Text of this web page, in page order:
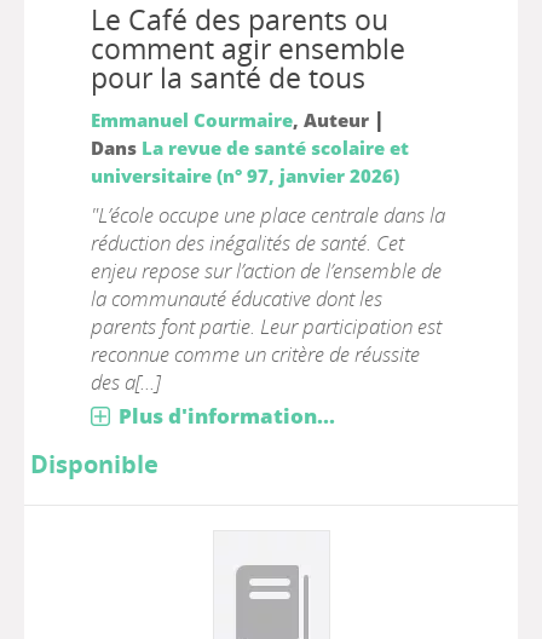
Le Café des parents ou
comment agir ensemble
pour la santé de tous
Emmanuel Courmaire, Auteur |
Dans La revue de santé scolaire et
universitaire (n° 97, janvier 2026)
"L’école occupe une place centrale dans la
réduction des inégalités de santé. Cet
enjeu repose sur l’action de l’ensemble de
la communauté éducative dont les
parents font partie. Leur participation est
reconnue comme un critère de réussite
des a[...]
Plus d'information...
Disponible